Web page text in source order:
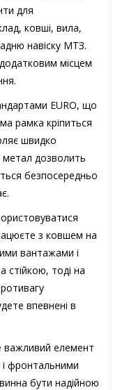
для
ковші, вила,
навіску МТЗ.
місцем
EURO, що
рамка кріпиться
швидко
метал дозволить
безпосередньо
з ковшем на
вантажами і
тоді на
впевнені в
важливий елемент
фронтальними
бути надійною